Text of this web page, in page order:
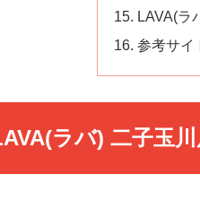
LAVA(ラ
参考サイ
ラバ) 二子玉